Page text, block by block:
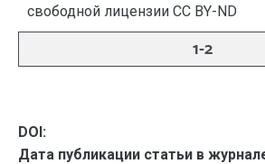
свободной лицензии CC BY-ND
1-2
DOI:
Дата публикации статьи в